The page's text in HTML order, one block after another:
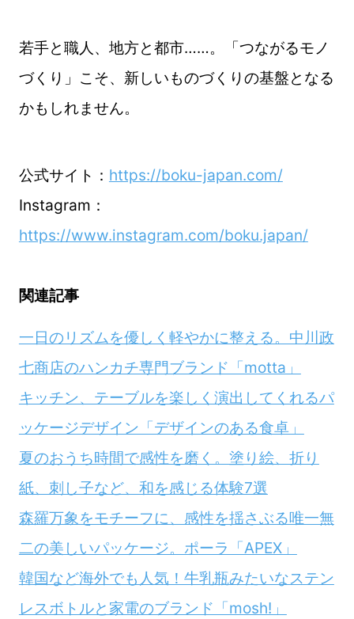
若手と職人、地方と都市……。「つながるモノ
づくり」こそ、新しいものづくりの基盤となる
かもしれません。
公式サイト： https://boku-japan.com/
Instagram：
https://www.instagram.com/boku.japan/
関連記事
一日のリズムを優しく軽やかに整える。中川政
七商店のハンカチ専門ブランド「motta」
キッチン、テーブルを楽しく演出してくれるパ
ッケージデザイン「デザインのある食卓」
夏のおうち時間で感性を磨く。塗り絵、折り
紙、刺し子など、和を感じる体験7選
森羅万象をモチーフに、感性を揺さぶる唯一無
二の美しいパッケージ。ポーラ「APEX」
韓国など海外でも人気！牛乳瓶みたいなステン
レスボトルと家電のブランド「mosh!」